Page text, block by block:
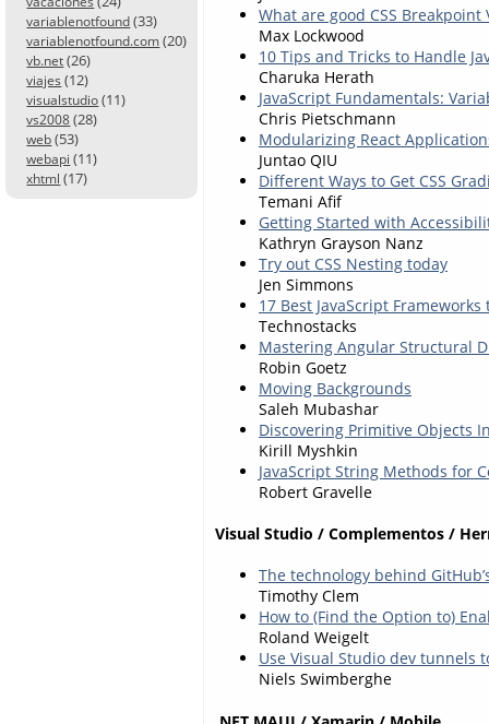
variablenotfound (33)
variablenotfound.com (20)
vb.net (26)
viajes (12)
visualstudio (11)
vs2008 (28)
web (53)
webapi (11)
xhtml (17)
What are good CSS
Max Lockwood
10 Tips and Tricks to Handle
Charuka Herath
JavaScript Fundamentals:
Chris Pietschmann
Modularizing React
Juntao QIU
Different Ways to Get CSS
Temani Afif
Getting Started with
Kathryn Grayson Nanz
Try out CSS Nesting today
Jen Simmons
17 Best JavaScript Frameworks
Technostacks
Mastering Angular Structural
Robin Goetz
Moving Backgrounds
Saleh Mubashar
Discovering Primitive Objects
Kirill Myshkin
JavaScript String Methods for
Robert Gravelle
Visual Studio / Complementos /
The technology behind
Timothy Clem
How to (Find the Option to)
Roland Weigelt
Use Visual Studio dev tunnels
Niels Swimberghe